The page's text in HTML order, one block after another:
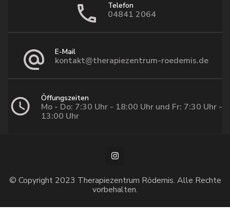
Telefon
04841 2064
E-Mail
kontakt@therapiezentrum-roedemis.de
Öffungszeiten
Mo - Do: 7:30 Uhr - 18:00 Uhr und Fr: 7:30 Uhr -
13:00 Uhr
© Copyright 2023 Therapiezentrum Rödemis. Alle Rechte
vorbehalten.